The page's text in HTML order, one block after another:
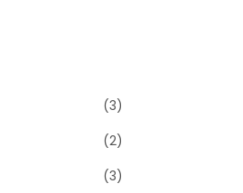
(3)
(2)
(3)